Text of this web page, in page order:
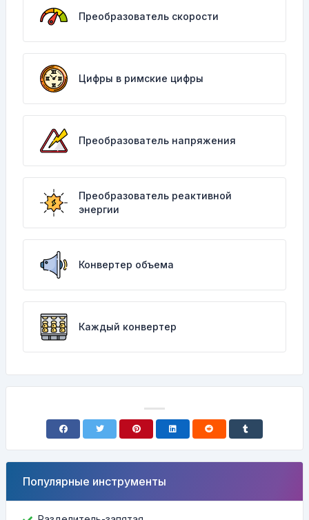
Преобразователь скорости
Цифры в римские цифры
Преобразователь напряжения
Преобразователь реактивной
энергии
Конвертер объема
Каждый конвертер
Популярные инструменты